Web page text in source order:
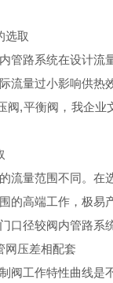
选取
管路系统在设计流
流量过小影响供热
阀,平衡阀，我企
流量范围不同。
的高端工作，极
口径较阀内管路系
网压差相配套
阀工作特性曲线是